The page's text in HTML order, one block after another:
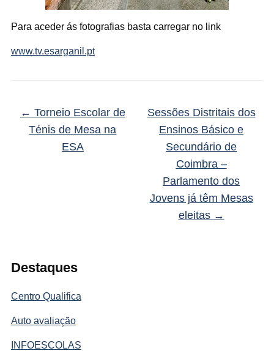
Destaques
Centro Qualifica
Auto avaliação
INFOESCOLAS
Para aceder ás fotografias basta carregar no link
www.tv.esarganil.pt
← Torneio Escolar de
Ténis de Mesa na
ESA
Sessões Distritais dos
Ensinos Básico e
Secundário de
Coimbra –
Parlamento dos
Jovens já têm Mesas
eleitas →